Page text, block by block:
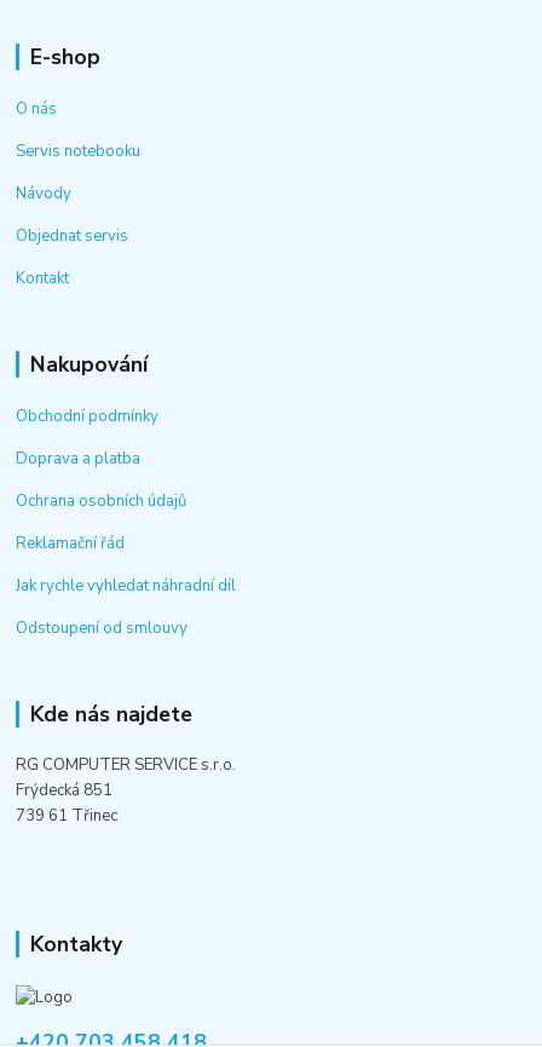
E-shop
O nás
Servis notebooku
Návody
Objednat servis
Kontakt
Nakupování
Obchodní podmínky
Doprava a platba
Ochrana osobních údajů
Reklamační řád
Jak rychle vyhledat náhradní díl
Odstoupení od smlouvy
Kde nás najdete
RG COMPUTER SERVICE s.r.o.
Frýdecká 851
739 61 Třinec
Kontakty